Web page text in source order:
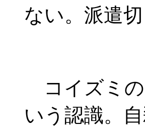
ない。派遣
コイズミの
いう認識。